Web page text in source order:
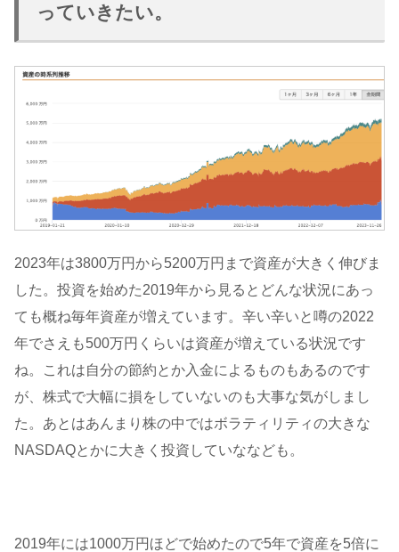
っていきたい。
2023年は3800万円から5200万円まで資産が大きく伸びま
した。投資を始めた2019年から見るとどんな状況にあっ
ても概ね毎年資産が増えています。辛い辛いと噂の2022
年でさえも500万円くらいは資産が増えている状況です
ね。これは自分の節約とか入金によるものもあるのです
が、株式で大幅に損をしていないのも大事な気がしまし
た。あとはあんまり株の中ではボラティリティの大きな
NASDAQとかに大きく投資していななども。
2019年には1000万円ほどで始めたので5年で資産を5倍に